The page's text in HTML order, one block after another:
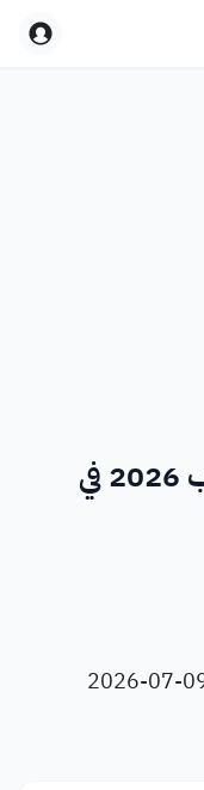
تطوع مع اليونيسف في المغرب 2026 في
2026-07-